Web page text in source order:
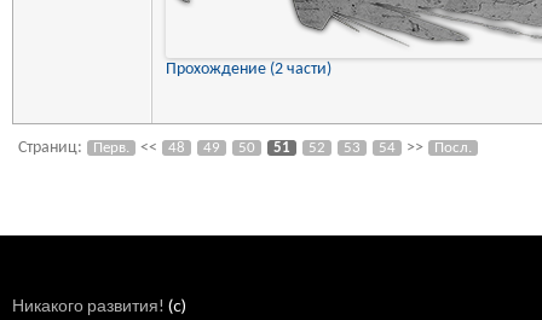
Прохождение (2 части)
Страниц: Перв. << 48 49 50 51 52 53 54 >> Посл.
Никакого развития! (c)